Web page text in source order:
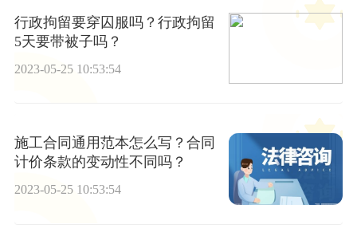
行政拘留要穿囚服吗？行政拘留
5天要带被子吗？
2023-05-25 10:53:54
施工合同通用范本怎么写？合同
计价条款的变动性不同吗？
2023-05-25 10:53:54